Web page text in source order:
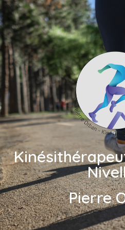
Pierre